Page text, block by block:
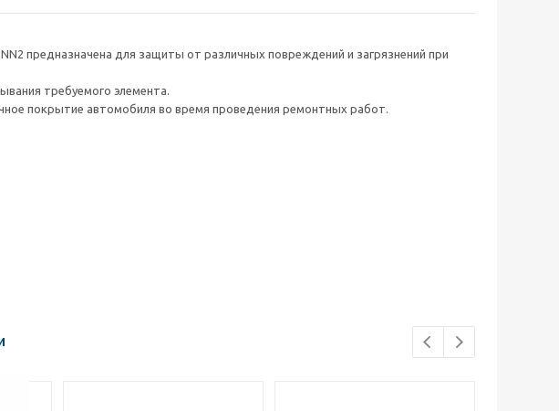
предназначена для защиты от различных повреждений и загрязнений при
требуемого элемента.
покрытие автомобиля во время проведения ремонтных работ.